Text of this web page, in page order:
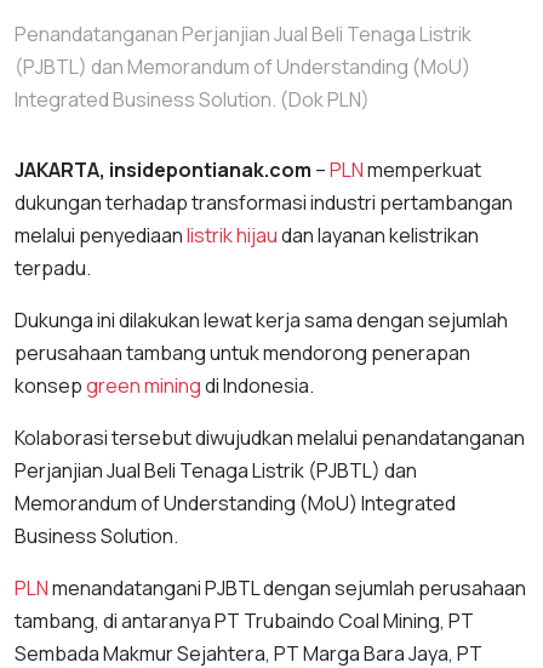
Penandatanganan Perjanjian Jual Beli Tenaga Listrik
(PJBTL) dan Memorandum of Understanding (MoU)
Integrated Business Solution. (Dok PLN)
JAKARTA, insidepontianak.com –PLNmemperkuat
dukungan terhadap transformasi industri pertambangan
melalui penyediaanlistrik hijaudan layanan kelistrikan
terpadu.
Dukunga ini dilakukan lewat kerja sama dengan sejumlah
perusahaan tambang untuk mendorong penerapan
konsepgreen miningdi Indonesia.
Kolaborasi tersebut diwujudkan melalui penandatanganan
Perjanjian Jual Beli Tenaga Listrik (PJBTL) dan
Memorandum of Understanding (MoU) Integrated
Business Solution.
PLNmenandatangani PJBTL dengan sejumlah perusahaan
tambang, di antaranya PT Trubaindo Coal Mining, PT
Sembada Makmur Sejahtera, PT Marga Bara Jaya, PT